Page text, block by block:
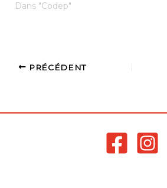
Dans "Codep"
PRÉCÉDENT